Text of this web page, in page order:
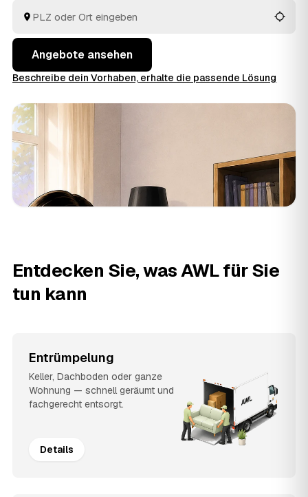
Angebote ansehen
Beschreibe dein Vorhaben, erhalte die passende Lösung
Entdecken Sie, was AWL für Sie
tun kann
Entrümpelung
Keller, Dachboden oder ganze
Wohnung — schnell geräumt und
fachgerecht entsorgt.
Details